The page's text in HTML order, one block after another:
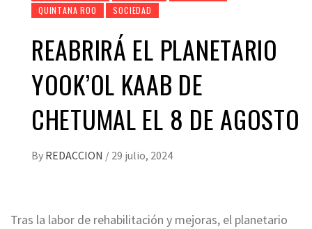
QUINTANA ROO
SOCIEDAD
REABRIRÁ EL PLANETARIO
YOOK’OL KAAB DE
CHETUMAL EL 8 DE AGOSTO
By REDACCION / 29 julio, 2024
Tras la labor de rehabilitación y mejoras, el planetario